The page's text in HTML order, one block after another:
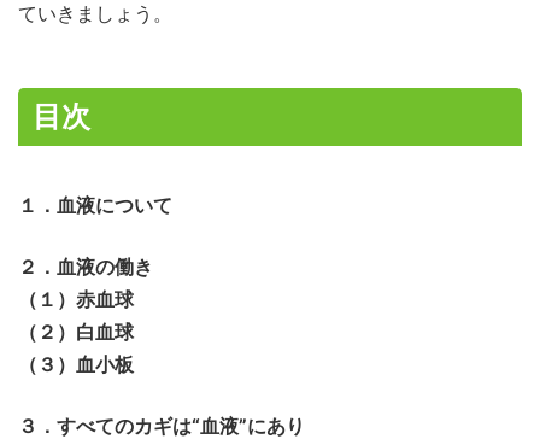
ていきましょう。
目次
１．血液について
２．血液の働き
（１）赤血球
（２）白血球
（３）血小板
３．すべてのカギは“血液”にあり